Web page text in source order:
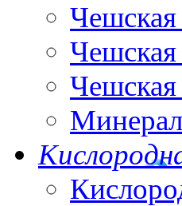
Чешская
Чешская